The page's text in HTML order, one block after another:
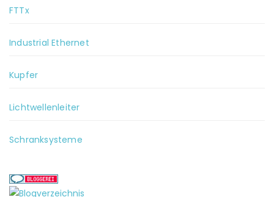
FTTx
Industrial Ethernet
Kupfer
Lichtwellenleiter
Schranksysteme